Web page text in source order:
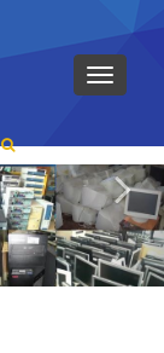
Toggle